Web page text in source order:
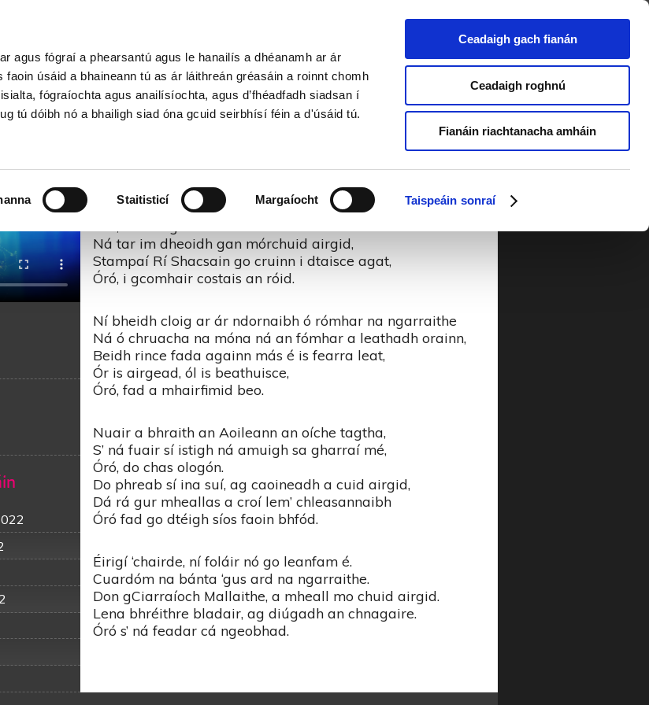
agus fógraí a phearsantú agus le hanailís a dhéanamh ar ár
úsáid a bhaineann tú as ár láithreán gréasáin a roinnt chomh
fógraíochta agus anailísíochta, agus d’fhéadfadh siadsan í
tú dóibh nó a bhailigh siad óna gcuid seirbhísí féin a d'úsáid tú.
Staitisticí Margaíocht Taispeáin sonraí
Ceadaigh gach fianán
Ceadaigh roghnú
Fianáin riachtanacha amháin
Mallaithe – Sean Nós
Má leanaim go dian tú siar chun Cairibreach
Caillfead mo chiall mura driallfair abhaile liom,
Ná tar im dheoidh gan mórchuid airgid,
Stampaí Rí Shacsain go cruinn i dtaisce agat,
Óró, i gcomhair costais an róid.
Ní bheidh cloig ar ár ndornaibh ó rómhar na ngarraithe
Ná ó chruacha na móna ná an fómhar a leathadh orainn,
Beidh rince fada againn más é is fearra leat,
Ór is airgead, ól is beathuisce,
Óró, fad a mhairfimid beo.
Nuair a bhraith an Aoileann an oíche tagtha,
S’ ná fuair sí istigh ná amuigh sa gharraí mé,
Óró, do chas ologón.
Do phreab sí ina suí, ag caoineadh a cuid airgid,
Dá rá gur mheallas a croí lem’ chleasannaibh
Óró fad go dtéigh síos faoin bhfód.
Éirigí ‘chairde, ní foláir nó go leanfam é.
Cuardóm na bánta ‘gus ard na ngarraithe.
Don gCiarraíoch Mallaithe, a mheall mo chuid airgid.
Lena bhréithre bladair, ag diúgadh an chnagaire.
Óró s’ ná feadar cá ngeobhad.